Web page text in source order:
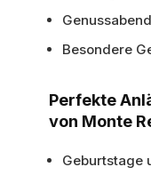
Besondere
Perfekte
von Monte
Geburtstage